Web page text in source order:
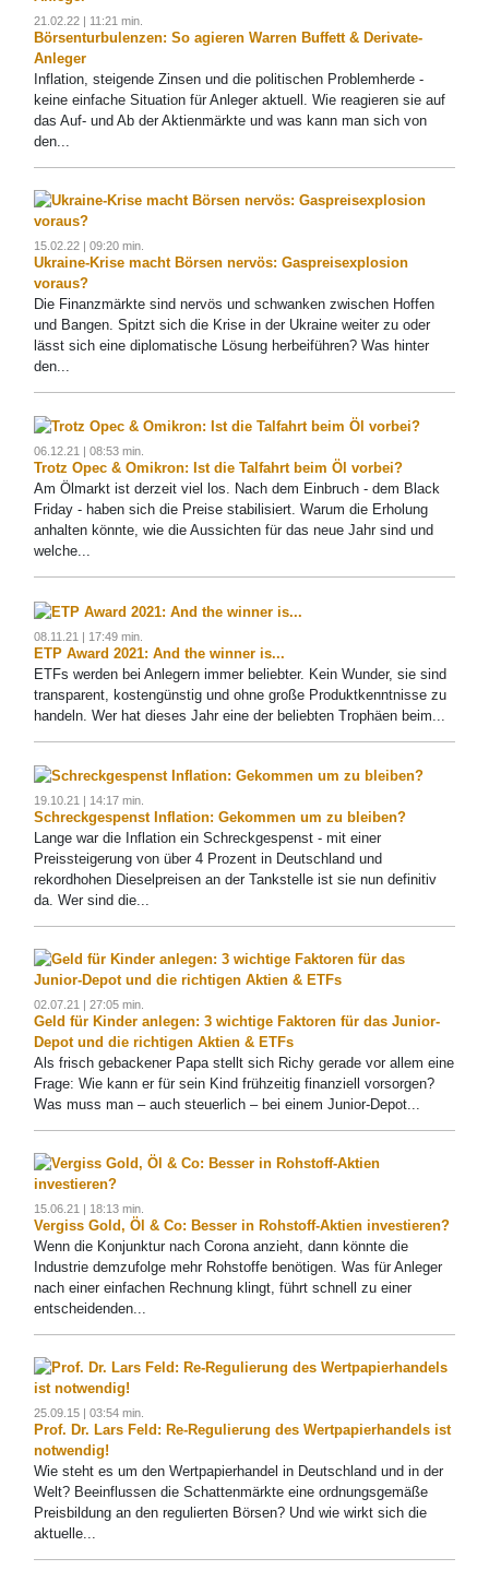
21.02.22 | 11:21 min.
Börsenturbulenzen: So agieren Warren Buffett & Derivate-
Anleger
Inflation, steigende Zinsen und die politischen Problemherde -
keine einfache Situation für Anleger aktuell. Wie reagieren sie auf
das Auf- und Ab der Aktienmärkte und was kann man sich von
den...
15.02.22 | 09:20 min.
Ukraine-Krise macht Börsen nervös: Gaspreisexplosion
voraus?
Die Finanzmärkte sind nervös und schwanken zwischen Hoffen
und Bangen. Spitzt sich die Krise in der Ukraine weiter zu oder
lässt sich eine diplomatische Lösung herbeiführen? Was hinter
den...
06.12.21 | 08:53 min.
Trotz Opec & Omikron: Ist die Talfahrt beim Öl vorbei?
Am Ölmarkt ist derzeit viel los. Nach dem Einbruch - dem Black
Friday - haben sich die Preise stabilisiert. Warum die Erholung
anhalten könnte, wie die Aussichten für das neue Jahr sind und
welche...
08.11.21 | 17:49 min.
ETP Award 2021: And the winner is...
ETFs werden bei Anlegern immer beliebter. Kein Wunder, sie sind
transparent, kostengünstig und ohne große Produktkenntnisse zu
handeln. Wer hat dieses Jahr eine der beliebten Trophäen beim...
19.10.21 | 14:17 min.
Schreckgespenst Inflation: Gekommen um zu bleiben?
Lange war die Inflation ein Schreckgespenst - mit einer
Preissteigerung von über 4 Prozent in Deutschland und
rekordhohen Dieselpreisen an der Tankstelle ist sie nun definitiv
da. Wer sind die...
02.07.21 | 27:05 min.
Geld für Kinder anlegen: 3 wichtige Faktoren für das Junior-
Depot und die richtigen Aktien & ETFs
Als frisch gebackener Papa stellt sich Richy gerade vor allem eine
Frage: Wie kann er für sein Kind frühzeitig finanziell vorsorgen?
Was muss man – auch steuerlich – bei einem Junior-Depot...
15.06.21 | 18:13 min.
Vergiss Gold, Öl & Co: Besser in Rohstoff-Aktien investieren?
Wenn die Konjunktur nach Corona anzieht, dann könnte die
Industrie demzufolge mehr Rohstoffe benötigen. Was für Anleger
nach einer einfachen Rechnung klingt, führt schnell zu einer
entscheidenden...
25.09.15 | 03:54 min.
Prof. Dr. Lars Feld: Re-Regulierung des Wertpapierhandels ist
notwendig!
Wie steht es um den Wertpapierhandel in Deutschland und in der
Welt? Beeinflussen die Schattenmärkte eine ordnungsgemäße
Preisbildung an den regulierten Börsen? Und wie wirkt sich die
aktuelle...